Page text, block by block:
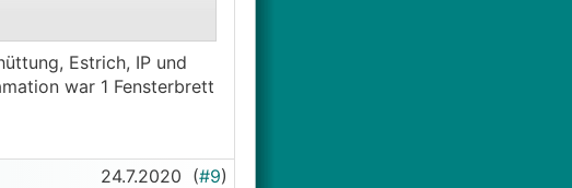
Estrich, IP und
war 1 Fensterbrett
24.7.2020 (#9)